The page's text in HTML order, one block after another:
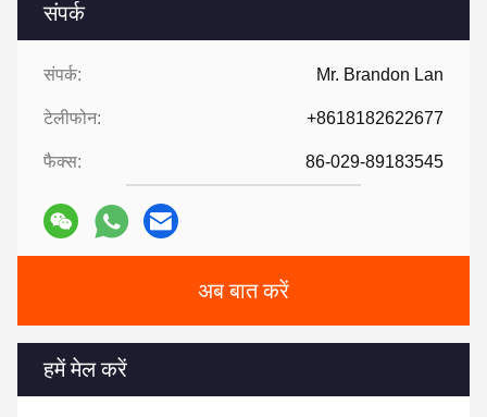
संपर्क
संपर्क: Mr. Brandon Lan
टेलीफोन: +8618182622677
फैक्स: 86-029-89183545
अब बात करें
हमें मेल करें